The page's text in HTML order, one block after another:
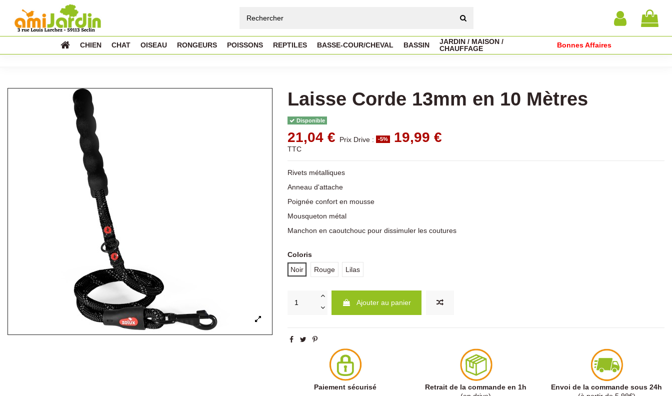
CHIEN CHAT OISEAU RONGEURS POISSONS REPTILES BASSE-COUR/CHEVAL BASSIN
JARDIN / MAISON /
CHAUFFAGE
Bonnes Affaires
Laisse Corde 13mm en 10 Mètres
Disponible
21,04 € Prix Drive : -5% 19,99 €
TTC
Rivets métalliques
Anneau d'attache
Poignée confort en mousse
Mousqueton métal
Manchon en caoutchouc pour dissimuler les coutures
Coloris
Noir
Rouge Lilas
Ajouter au panier
Paiement sécurisé
Retrait de la commande en 1h
Envoi de la commande sous 24h